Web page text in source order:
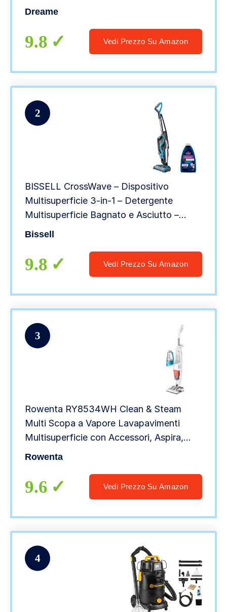
Lavaggio, Spazza, Aspira, Lava e Asciuga
Controllo Alexa
Dreame
9.8 Vedi Prezzo Su Amazon
2
BISSELL CrossWave – Dispositivo
Multisuperficie 3-in-1 – Detergente
Multisuperficie Bagnato e Asciutto –
Aspira, Lava & Asciuga – Pulisce
17132
Bissell
9.8 Vedi Prezzo Su Amazon
3
Rowenta RY8534WH Clean & Steam
Multi Scopa a Vapore Lavapavimenti
Multisuperficie con Accessori, Aspira,
Lava e Igienizza Insieme, Elimina Germi e
Senza Sacco
Rowenta
9.6 Vedi Prezzo Su Amazon
4